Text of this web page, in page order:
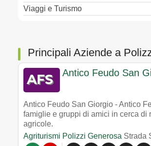
Viaggi e Turismo
Principali Aziende a
Antico Feudo San
Antico Feudo San Giorgio - Antico
famiglie e gruppi di amici in cerca di
agricole.
Agriturismi Polizzi Generosa Strada